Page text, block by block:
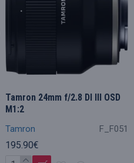
Tamron F_F051
Tamron 24mm f/2.8 DI III OSD
M1:2
195.90€